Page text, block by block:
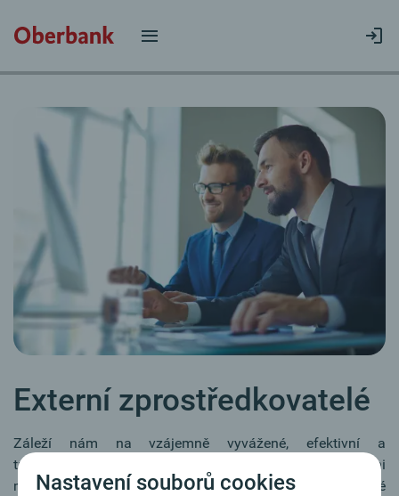
Externí zprostředkovatelé
Záleží nám na vzájemně vyvážené, efektivní a
transparentní spolupráci. Od spolupráce s hypotečními
makléři očekáváme profesionální přístup a odborné
Nastavení souborů cookies